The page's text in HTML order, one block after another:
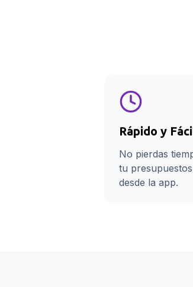
Rápido y
No pierdas
tu
desde la app.